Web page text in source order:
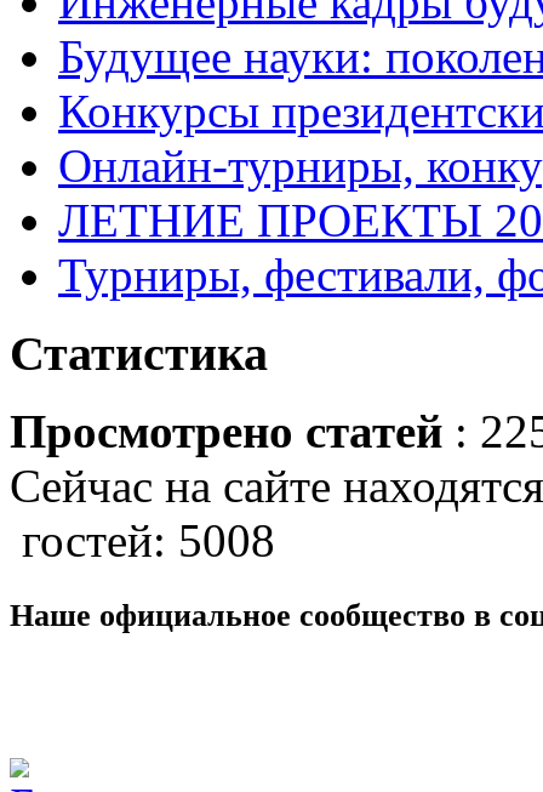
Будущее науки:
Конкурсы
Онлайн-турниры,
ЛЕТНИЕ ПРОЕКТЫ
Турниры, фестивали,
Статистика
Просмотрено статей :
Сейчас на сайте
гостей: 5008
Наше официальное сообщество в